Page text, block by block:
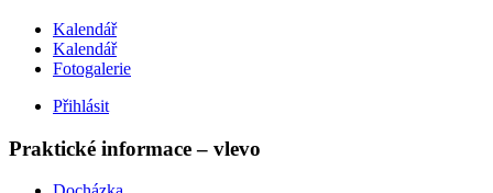
Kalendář
Kalendář
Fotogalerie
Přihlásit
Praktické informace – vlevo